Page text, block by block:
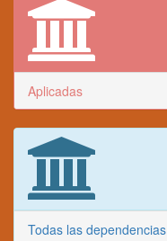
Aplicadas
Todas las dependencias